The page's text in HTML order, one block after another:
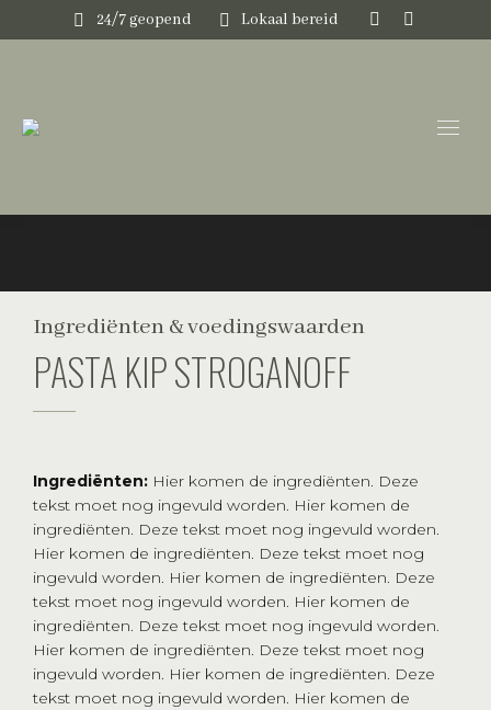
24/7 geopend Lokaal bereid
Instagram
new
Ingrediënten & voedingswaarden
PASTA KIP STROGANOFF
Ingrediënten: Hier komen de ingrediënten. Deze
tekst moet nog ingevuld worden. Hier komen de
ingrediënten. Deze tekst moet nog ingevuld worden.
Hier komen de ingrediënten. Deze tekst moet nog
ingevuld worden. Hier komen de ingrediënten. Deze
tekst moet nog ingevuld worden. Hier komen de
ingrediënten. Deze tekst moet nog ingevuld worden.
Hier komen de ingrediënten. Deze tekst moet nog
ingevuld worden. Hier komen de ingrediënten. Deze
tekst moet nog ingevuld worden. Hier komen de